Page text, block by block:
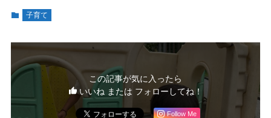
子育て
この記事が気に入ったら
いいね または フォローしてね！
Follow Me